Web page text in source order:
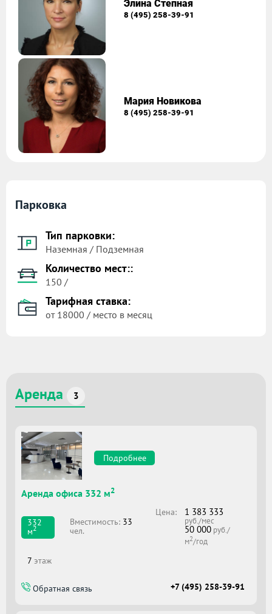
Элина Степная
8 (495) 258-39-91
Мария Новикова
8 (495) 258-39-91
Парковка
Тип парковки:
Наземная / Подземная
Количество мест::
150 /
Тарифная ставка:
от 18000 / место в месяц
Аренда 3
Подробнее
Аренда офиса 332 м2
332
м2
Вместимоcть: 33
чел.
Цена: 1 383 333
руб./мес
50 000руб./
м2/год
7 этаж
Обратная связь +7 (495) 258-39-91